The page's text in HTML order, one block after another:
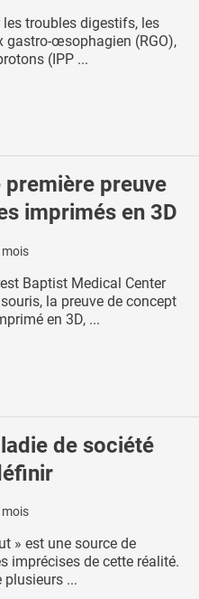
troubles digestifs, les
gastro-œsophagien (RGO),
(IPP ...
première preuve
imprimés en 3D
mois
Baptist Medical Center
la preuve de concept
en 3D, ...
de société
mois
» est une source de
imprécises de cette réalité.
...